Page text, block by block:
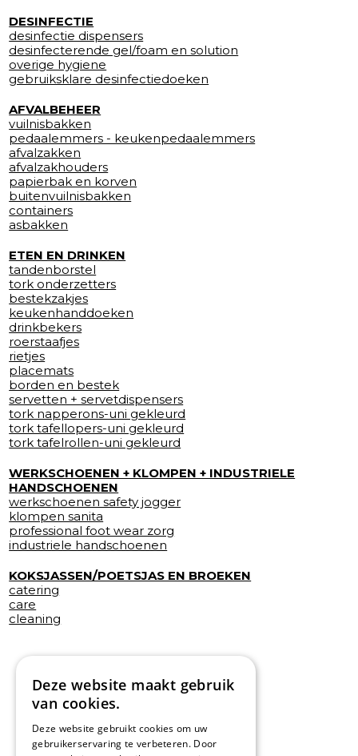
DESINFECTIE
desinfectie dispensers
desinfecterende gel/foam en solution
overige hygiene
gebruiksklare desinfectiedoeken
AFVALBEHEER
vuilnisbakken
pedaalemmers - keukenpedaalemmers
afvalzakken
afvalzakhouders
papierbak en korven
buitenvuilnisbakken
containers
asbakken
ETEN EN DRINKEN
tandenborstel
tork onderzetters
bestekzakjes
keukenhanddoeken
drinkbekers
roerstaafjes
rietjes
placemats
borden en bestek
servetten + servetdispensers
tork napperons-uni gekleurd
tork tafellopers-uni gekleurd
tork tafelrollen-uni gekleurd
WERKSCHOENEN + KLOMPEN + INDUSTRIELE
HANDSCHOENEN
werkschoenen safety jogger
klompen sanita
professional foot wear zorg
industriele handschoenen
KOKSJASSEN/POETSJAS EN BROEKEN
catering
care
cleaning
Deze website maakt gebruik
van cookies.
Deze website gebruikt cookies om uw
gebruikerservaring te verbeteren. Door